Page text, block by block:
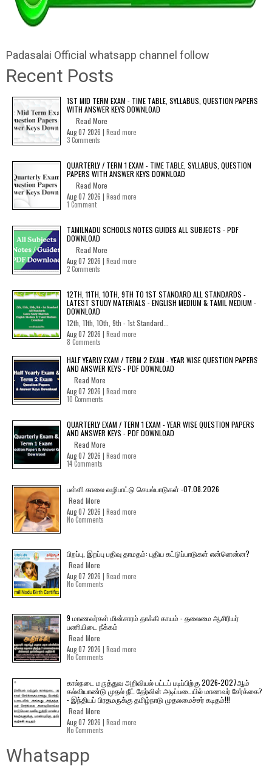
Padasalai Official whatsapp channel follow
Recent Posts
1ST MID TERM EXAM - TIME TABLE, SYLLABUS, QUESTION PAPERS
WITH ANSWER KEYS DOWNLOAD
Read More
Aug 07 2026 | Read more
3 Comments
QUARTERLY / TERM 1 EXAM - TIME TABLE, SYLLABUS, QUESTION
PAPERS WITH ANSWER KEYS DOWNLOAD
Read More
Aug 07 2026 | Read more
1 Comment
TAMILNADU SCHOOLS NOTES GUIDES ALL SUBJECTS - PDF
DOWNLOAD
Read More
Aug 07 2026 | Read more
2 Comments
12TH, 11TH, 10TH, 9TH TO 1ST STANDARD ALL STANDARDS -
LATEST STUDY MATERIALS - ENGLISH MEDIUM & TAMIL MEDIUM -
DOWNLOAD
12th, 11th, 10th, 9th - 1st Standard...
Aug 07 2026 | Read more
8 Comments
HALF YEARLY EXAM / TERM 2 EXAM - YEAR WISE QUESTION PAPERS
AND ANSWER KEYS - PDF DOWNLOAD
Read More
Aug 07 2026 | Read more
10 Comments
QUARTERLY EXAM / TERM 1 EXAM - YEAR WISE QUESTION PAPERS
AND ANSWER KEYS - PDF DOWNLOAD
Read More
Aug 07 2026 | Read more
14 Comments
பள்ளி காலை வழிபாட்டு செயல்பாடுகள் -07.08.2026
Read More
Aug 07 2026 | Read more
No Comments
பிறப்பு, இறப்பு பதிவு தாமதம்: புதிய கட்டுப்பாடுகள் என்னென்ன?
Read More
Aug 07 2026 | Read more
No Comments
9 மாணவர்கள் மின்சாரம் தாக்கி காயம் - தலைமை ஆசிரியர்
பணியிடை நீக்கம்
Read More
Aug 07 2026 | Read more
No Comments
கால்நடை மருத்துவ அறிவியல் பட்டப் படிப்பிற்கு 2026-2027ஆம்
கல்வியாண்டு முதல் நீட் தேர்வின் அடிப்படையில் மாணவர் சேர்க்கை?
- இந்தியப் பிரதமருக்கு தமிழ்நாடு முதலமைச்சர் கடிதம்!!!
Read More
Aug 07 2026 | Read more
No Comments
Whatsapp